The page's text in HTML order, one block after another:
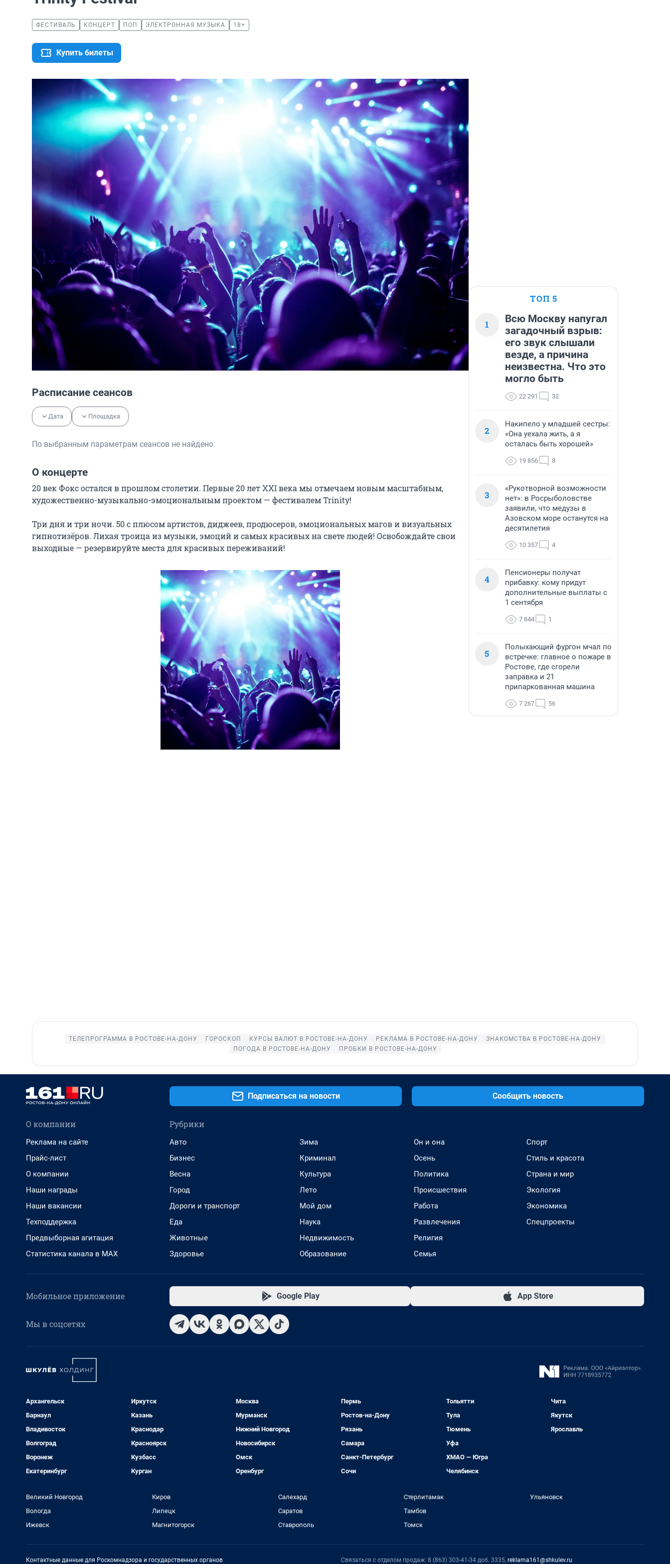
ФЕСТИВАЛЬ КОНЦЕРТ ПОП ЭЛЕКТРОННАЯ МУЗЫКА 18+
Купить билеты
Расписание сеансов
Дата Площадка
По выбранным параметрам сеансов не найдено
О концерте
20 век Фокс остался в прошлом столетии. Первые 20 лет XXI века мы отмечаем новым масштабным,
художественно-музыкально-эмоциональным проектом — фестивалем Trinity!
Три дня и три ночи. 50 с плюсом артистов, диджеев, продюсеров, эмоциональных магов и визуальных
гипнотизёров. Лихая троица из музыки, эмоций и самых красивых на свете людей! Освобождайте свои
выходные — резервируйте места для красивых переживаний!
ТОП 5
1
Всю Москву напугал
загадочный взрыв:
его звук слышали
везде, а причина
неизвестна. Что это
могло быть
22 291 32
2
Накипело у младшей сестры:
«Она уехала жить, а я
осталась быть хорошей»
19 856 8
3
«Рукотворной возможности
нет»: в Росрыболовстве
заявили, что медузы в
Азовском море останутся на
десятилетия
10 357 4
4
Пенсионеры получат
прибавку: кому придут
дополнительные выплаты с
1 сентября
7 844 1
5
Полыхающий фургон мчал по
встречке: главное о пожаре в
Ростове, где сгорели
заправка и 21
припаркованная машина
7 267 56
ТЕЛЕПРОГРАММА В РОСТОВЕ-НА-ДОНУ ГОРОСКОП КУРСЫ ВАЛЮТ В РОСТОВЕ-НА-ДОНУ РЕКЛАМА В РОСТОВЕ-НА-ДОНУ
ЗНАКОМСТВА В РОСТОВЕ-НА-ДОНУ
ПОГОДА В РОСТОВЕ-НА-ДОНУ
ПРОБКИ В РОСТОВЕ-НА-ДОНУ
Подписаться на новости Сообщить новость
О компании
Реклама на сайте
Прайс-лист
О компании
Наши награды
Наши вакансии
Техподдержка
Предвыборная агитация
Статистика канала в MAX
Рубрики
Авто
Бизнес
Весна
Город
Дороги и транспорт
Еда
Животные
Здоровье
Зима
Криминал
Культура
Лето
Мой дом
Наука
Недвижимость
Образование
Он и она
Осень
Политика
Происшествия
Работа
Развлечения
Религия
Семья
Спорт
Стиль и красота
Страна и мир
Экология
Экономика
Спецпроекты
Мобильное приложение Google Play App Store
Мы в соцсетях
Архангельск
Барнаул
Владивосток
Волгоград
Воронеж
Екатеринбург
Иркутск
Казань
Краснодар
Красноярск
Кузбасс
Курган
Москва
Мурманск
Нижний Новгород
Новосибирск
Омск
Оренбург
Пермь
Ростов-на-Дону
Рязань
Самара
Санкт-Петербург
Сочи
Тольятти
Тула
Тюмень
Уфа
ХМАО — Югра
Челябинск
Чита
Якутск
Ярославль
Великий Новгород
Вологда
Ижевск
Киров
Липецк
Магнитогорск
Салехард
Саратов
Ставрополь
Стерлитамак
Тамбов
Томск
Ульяновск
Контактные данные для Роскомнадзора и государственных органов Связаться с отделом продаж: 8 (863) 303-41-34 доб. 3335, reklama161@shkulev.ru